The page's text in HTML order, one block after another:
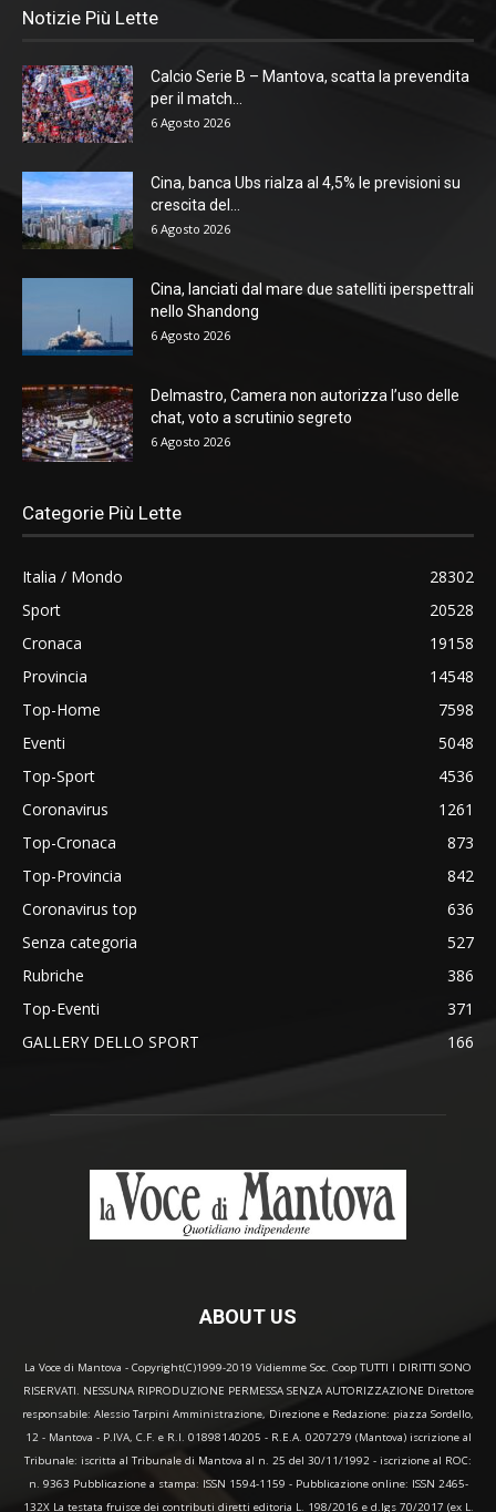
Notizie Più Lette
Calcio Serie B – Mantova, scatta la prevendita
per il match...
6 Agosto 2026
Cina, banca Ubs rialza al 4,5% le previsioni su
crescita del...
6 Agosto 2026
Cina, lanciati dal mare due satelliti iperspettrali
nello Shandong
6 Agosto 2026
Delmastro, Camera non autorizza l’uso delle
chat, voto a scrutinio segreto
6 Agosto 2026
Categorie Più Lette
Italia / Mondo
28302
Sport
20528
Cronaca
19158
Provincia
14548
Top-Home
7598
Eventi
5048
Top-Sport
4536
Coronavirus
1261
Top-Cronaca
873
Top-Provincia
842
Coronavirus top
636
Senza categoria
527
Rubriche
386
Top-Eventi
371
GALLERY DELLO SPORT
166
ABOUT US
La Voce di Mantova - Copyright(C)1999-2019 Vidiemme Soc. Coop TUTTI I DIRITTI SONO
RISERVATI. NESSUNA RIPRODUZIONE PERMESSA SENZA AUTORIZZAZIONE Direttore
responsabile: Alessio Tarpini Amministrazione, Direzione e Redazione: piazza Sordello,
12 - Mantova - P.IVA, C.F. e R.I. 01898140205 - R.E.A. 0207279 (Mantova) iscrizione al
Tribunale: iscritta al Tribunale di Mantova al n. 25 del 30/11/1992 - iscrizione al ROC:
n. 9363 Pubblicazione a stampa: ISSN 1594-1159 - Pubblicazione online: ISSN 2465-
132X La testata fruisce dei contributi diretti editoria L. 198/2016 e d.lgs 70/2017 (ex L.